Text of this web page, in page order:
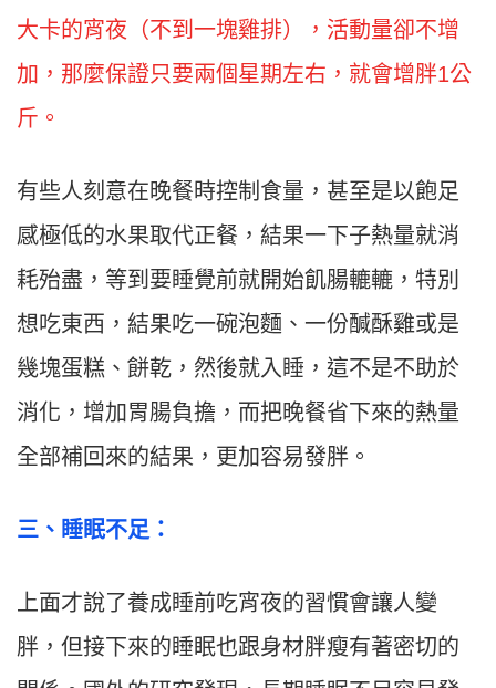
大卡的宵夜（不到一塊雞排），活動量卻不增
加，那麼保證只要兩個星期左右，就會增胖1公
斤。
有些人刻意在晚餐時控制食量，甚至是以飽足
感極低的水果取代正餐，結果一下子熱量就消
耗殆盡，等到要睡覺前就開始飢腸轆轆，特別
想吃東西，結果吃一碗泡麵、一份醎酥雞或是
幾塊蛋糕、餅乾，然後就入睡，這不是不助於
消化，增加胃腸負擔，而把晚餐省下來的熱量
全部補回來的結果，更加容易發胖。
三 、 睡眠不足：
上面才說了養成睡前吃宵夜的習慣會讓人變
胖，但接下來的睡眠也跟身材胖瘦有著密切的